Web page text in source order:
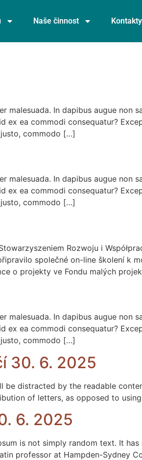
Naše činnost Kontakty
In dapibus augue non
ex ea commodi consequatur?
commodo […]
In dapibus augue non
ex ea commodi consequatur?
commodo […]
Rozwoju i
společné on-line školení k
o projekty ve Fondu malých
In dapibus augue non
ex ea commodi consequatur?
commodo […]
30. 6. 2025
distracted by the readable
of letters, as opposed to
6. 2025
is not simply random text. It
professor at Hampden-Sydney